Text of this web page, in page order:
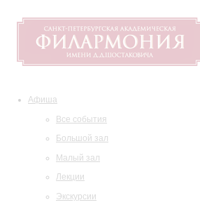
Афиша
Все события
Большой зал
Малый зал
Лекции
Экскурсии